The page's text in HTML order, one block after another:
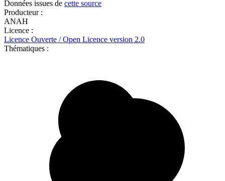
Données issues de cette source
Producteur :
ANAH
Licence :
Licence Ouverte / Open Licence version 2.0
Thématiques :